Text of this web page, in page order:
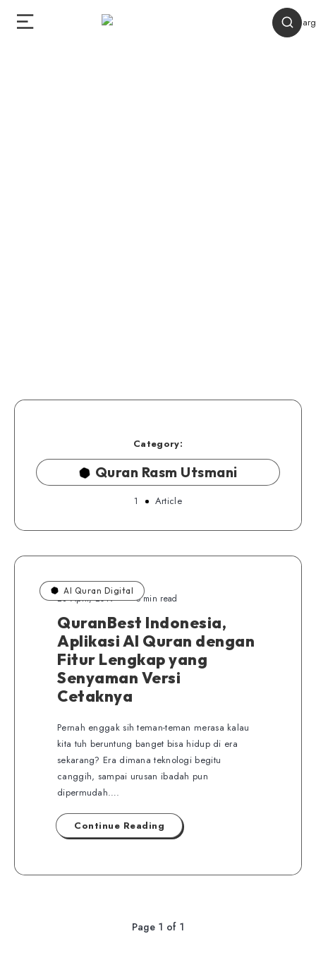
Category:
Quran Rasm Utsmani
1 Article
Al Quran Digital
28 April, 2019 5 min read
QuranBest Indonesia,
Aplikasi Al Quran dengan
Fitur Lengkap yang
Senyaman Versi
Cetaknya
Pernah enggak sih teman-teman merasa kalau
kita tuh beruntung banget bisa hidup di era
sekarang? Era dimana teknologi begitu
canggih, sampai urusan ibadah pun
dipermudah….
Continue Reading
Page 1 of 1